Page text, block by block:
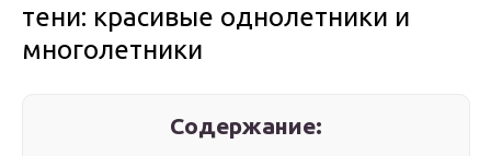
тени: красивые однолетники и
многолетники
Содержание: